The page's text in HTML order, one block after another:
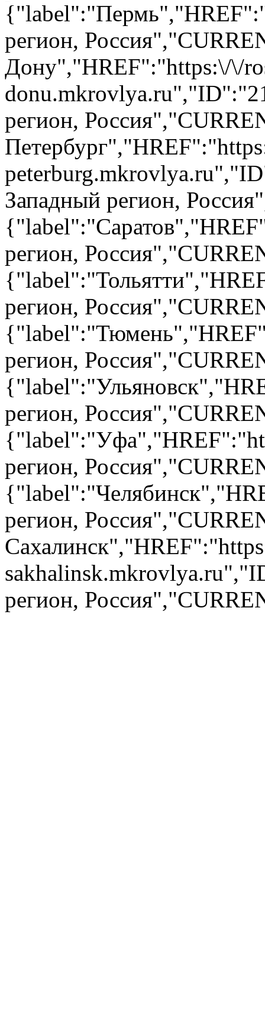
регион,
Дону","HREF":"https:\/\/
регион,
Западный регион,
регион,
регион,
регион,
регион,
регион,
регион,
регион,